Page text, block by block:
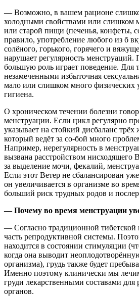
— Возможно, в вашем рационе
холодными свойствами или слишком
или старой пищи (печенья, конфеты,
правило, употребление любого из б
солёного, горького, горячего и
нарушает регулярность
большую роль играет поведение. Для
незамеченными избыточная
мало или слишком много физических
гигиена.
О хроническом течении болезни
менструации. Если цикл регулярно
указывает на стойкий дисбаланс
который ведёт за со-бой много
Например, нерегулярность в
вызвана расстройством нисходящего
за выделение мочи, фекалий,
Если этот Ветер не сбалансирован
он увеличивается в организме во
больший риск трудных родов и
— Почему во время менструации
— Согласно традиционной
часть репродуктивной системы.
находится в состоянии стимуляции
когда она выводит
организма), грудь также будет
Именно поэтому клинически мы
груди лекарственными составами
органов.